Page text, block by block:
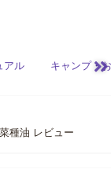
アル キャンプ・
種油 レビュー